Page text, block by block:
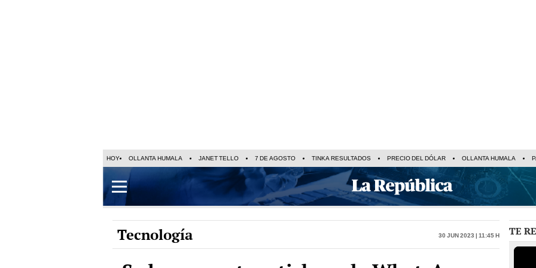
HOY OLLANTA HUMALA JANET TELLO 7 DE AGOSTO TINKA RESULTADOS PRECIO DEL DÓLAR OLLANTA HUMALA
Tecnología 30 Jun 2023 | 11:45 h TE